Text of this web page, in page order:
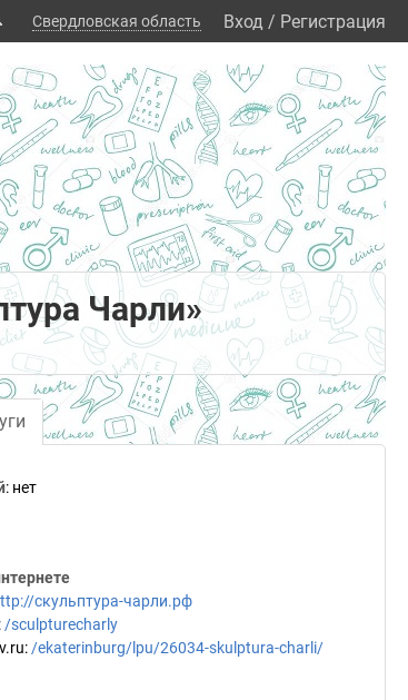
Свердловская область Вход / Регистрация
Чарли»
: нет
скульптура-чарли.рф
: /sculpturecharly
: /ekaterinburg/lpu/26034-skulptura-charli/